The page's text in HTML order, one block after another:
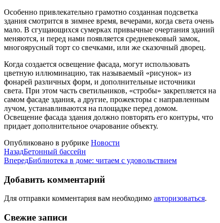
Особенно привлекательно грамотно созданная подсветка
здания смотрится в зимнее время, вечерами, когда света очень
мало. В сгущающихся сумерках привычные очертания зданий
меняются, и перед нами появляется средневековый замок,
многоярусный торт со свечками, или же сказочный дворец.
Когда создается освещение фасада, могут использовать
цветную иллюминацию, так называемый «рисунок» из
фонарей различных форм, и дополнительные источники
света. При этом часть светильников, «стробы» закрепляется на
самом фасаде здания, а другие, прожекторы с направленным
лучом, устанавливаются на площадке перед домом.
Освещение фасада здания должно повторять его контуры, что
придает дополнительное очарование объекту.
Опубликовано в рубрике Новости
НазадБетонный бассейн
ВпередБиблиотека в доме: читаем с удовольствием
Добавить комментарий
Для отправки комментария вам необходимо авторизоваться.
Свежие записи